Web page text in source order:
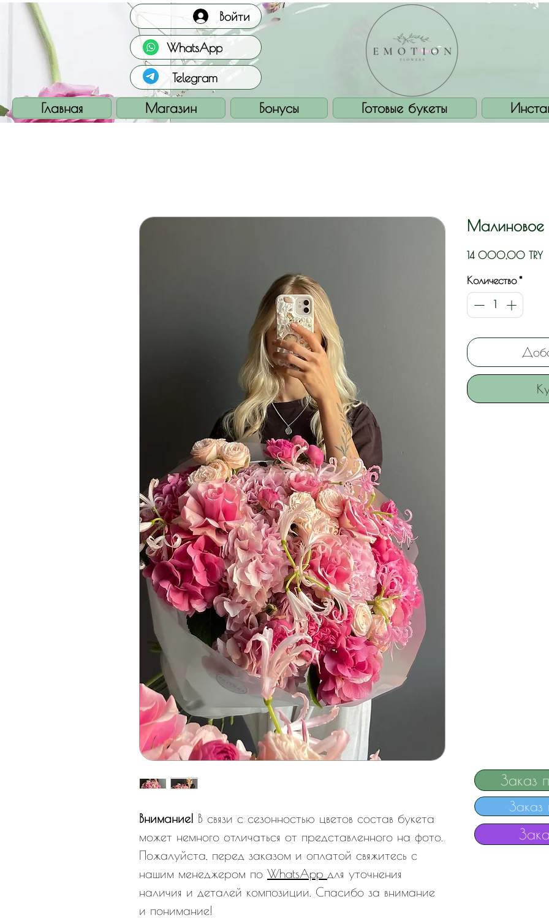
Войти
WhatsApp
Telegram
Главная Магазин Бонусы Готовые букеты
Внимание! В связи с сезонностью цветов состав букета
может немного отличаться от представленного на фото.
Пожалуйста, перед заказом и оплатой свяжитесь с
нашим менеджером по WhatsApp для уточнения
наличия и деталей композиции. Спасибо за внимание
и понимание!
Малиновое
14 000,00 TRY
Количество *
Заказ
Заказ